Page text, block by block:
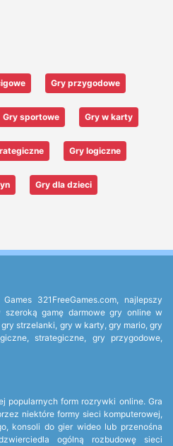
Gry przygodowe
Gry sportowe Gry w karty
Gry logiczne
Gry dla dzieci
321FreeGames.com, najlepszy
gamę darmowe gry online w
strzelanki, gry w karty, gry mario, gry
strategiczne, gry przygodowe,
popularnych form rozrywki online. Gra
niektóre formy sieci komputerowej,
konsoli do gier wideo lub przenośna
ogólną rozbudowę sieci